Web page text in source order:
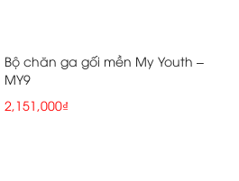
Bộ chăn ga gối mền My Youth –
MY9
2,151,000₫